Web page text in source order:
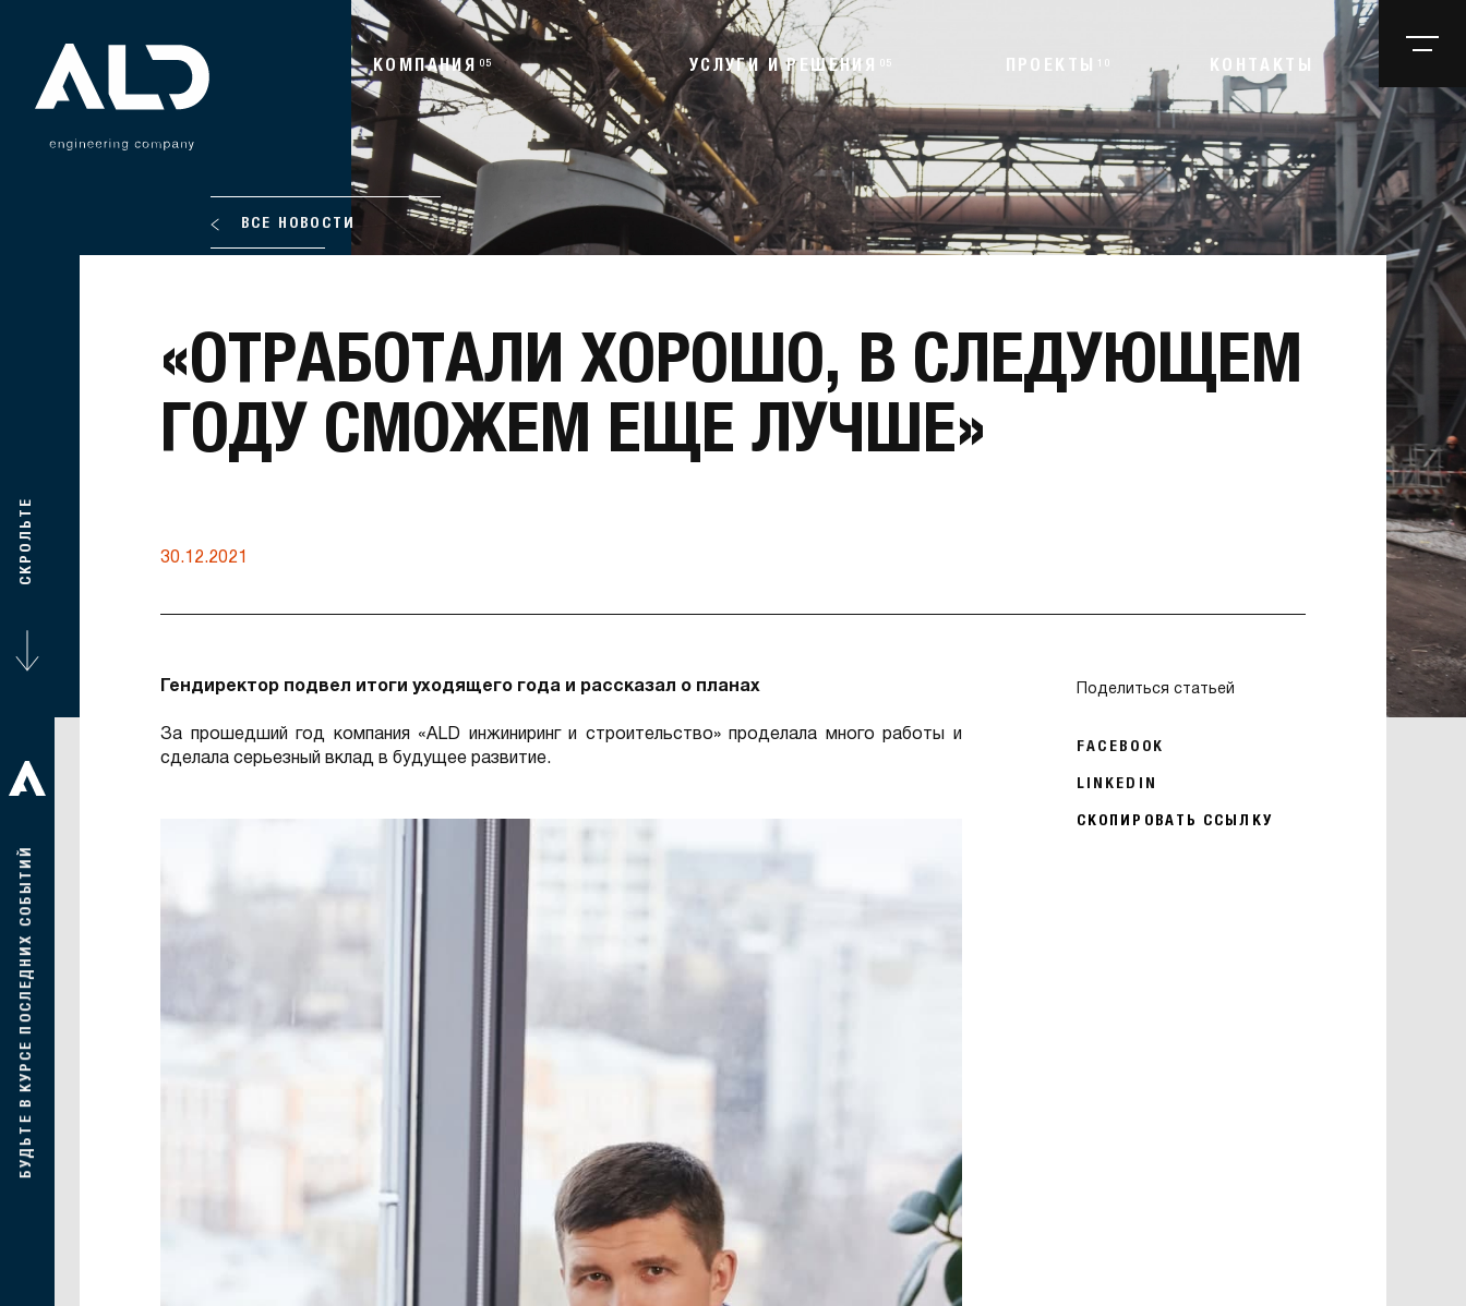
КОМПАНИЯ 05 УСЛУГИ И РЕШЕНИЯ 05 ПРОЕКТЫ 10 КОНТАКТЫ
СКРОЛЬТЕ
ВСЕ НОВОСТИ
БУДЬТЕ В КУРСЕ ПОСЛЕДНИХ СОБЫТИЙ
«ОТРАБОТАЛИ ХОРОШО, В СЛЕДУЮЩЕМ
ГОДУ СМОЖЕМ ЕЩЕ ЛУЧШЕ»
30.12.2021
Гендиректор подвел итоги уходящего года и рассказал о планах
За прошедший год компания «ALD инжиниринг и строительство» проделала много работы и
сделала серьезный вклад в будущее развитие.
Поделиться статьей
FACEBOOK
LINKEDIN
СКОПИРОВАТЬ ССЫЛКУ